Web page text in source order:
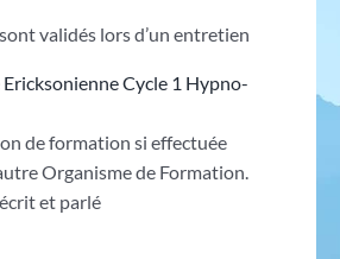
validés lors d’un entretien
Cycle 1 Hypno-
de formation si effectuée
Organisme de Formation.
et parlé